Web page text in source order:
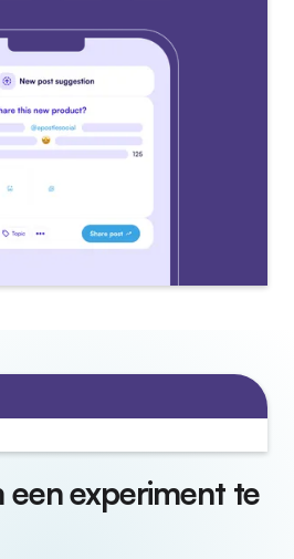
een experiment te